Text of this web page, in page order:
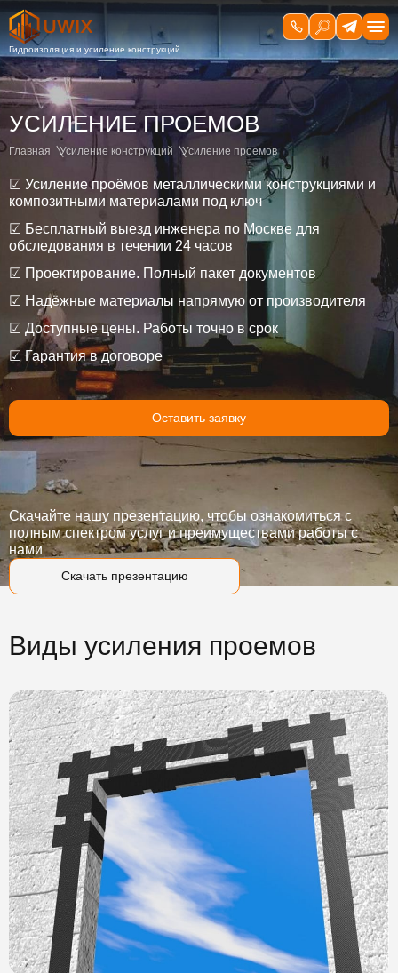
УСИЛЕНИЕ ПРОЕМОВ
Главная Усиление конструкций Усиление проемов
☑ Усиление проёмов металлическими конструкциями и
композитными материалами под ключ
☑ Бесплатный выезд инженера по Москве для
обследования в течении 24 часов
☑ Проектирование. Полный пакет документов
☑ Надёжные материалы напрямую от производителя
☑ Доступные цены. Работы точно в срок
☑ Гарантия в договоре
Оставить заявку
Скачать презентацию
Скачайте нашу презентацию, чтобы ознакомиться с
полным спектром услуг и преимуществами работы с
нами
Виды усиления проемов